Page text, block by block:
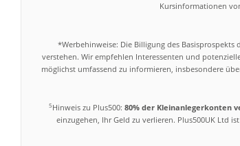
Kursinformationen
*Werbehinweise: Die Billigung des
verstehen. Wir empfehlen Interessenten und
möglichst umfassend zu informieren, insbesondere
5Hinweis zu Plus500: 80% der Kleinanlegerkonten
einzugehen, Ihr Geld zu verlieren. Plus500UK Ltd